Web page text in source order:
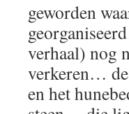
geworden
verhaal) nog
verkeren… de
en het